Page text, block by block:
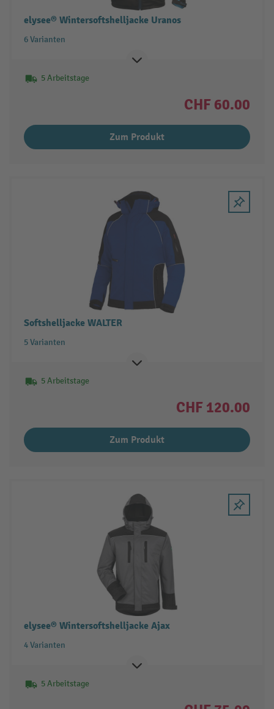
elysee® Wintersoftshelljacke Uranos
6 Varianten
5 Arbeitstage
CHF 60.00
Zum Produkt
Softshelljacke WALTER
5 Varianten
5 Arbeitstage
CHF 120.00
Zum Produkt
elysee® Wintersoftshelljacke Ajax
4 Varianten
5 Arbeitstage